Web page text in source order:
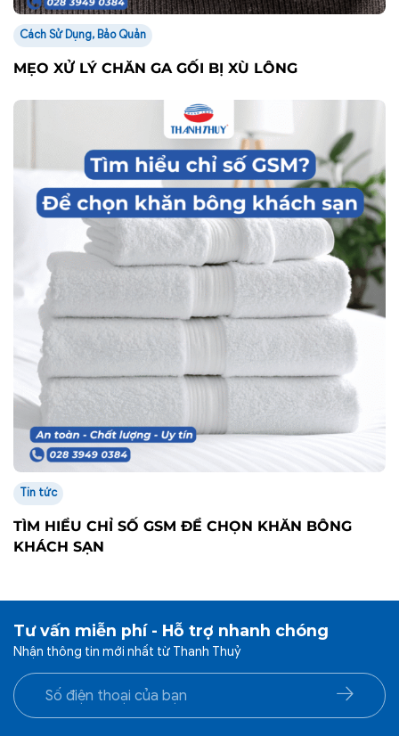
Cách Sử Dụng, Bảo Quản
MẸO XỬ LÝ CHĂN GA GỐI BỊ XÙ LÔNG
Tin tức
TÌM HIỂU CHỈ SỐ GSM ĐỂ CHỌN KHĂN BÔNG
KHÁCH SẠN
Tư vấn miễn phí - Hỗ trợ nhanh chóng
Nhận thông tin mới nhất từ Thanh Thuỷ